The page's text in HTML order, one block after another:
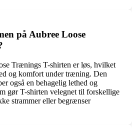
på Aubree Loose
Trænings T-shirten er løs, hvilket
og komfort under træning. Den
også en behagelig lethed og
gør T-shirten velegnet til forskellige
strammer eller begrænser